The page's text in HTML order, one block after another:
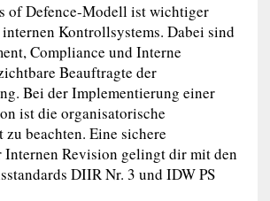
of Defence-Modell ist wichtiger
Kontrollsystems. Dabei sind
Compliance und Interne
Beauftragte der
Bei der Implementierung einer
ist die organisatorische
beachten. Eine sichere
Revision gelingt dir mit den
DIIR Nr. 3 und IDW PS